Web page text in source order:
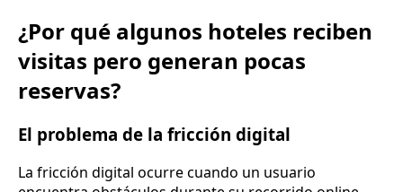
¿Por qué algunos hoteles reciben
visitas pero generan pocas
reservas?
El problema de la fricción digital
La fricción digital ocurre cuando un usuario